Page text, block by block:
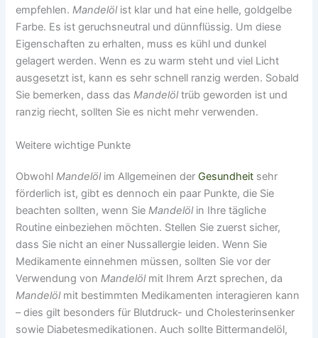
empfehlen.Mandelölist klar und hat eine helle, goldgelbe
Farbe. Es ist geruchsneutral und dünnflüssig. Um diese
Eigenschaften zu erhalten, muss es kühl und dunkel
gelagert werden. Wenn es zu warm steht und viel Licht
ausgesetzt ist, kann es sehr schnell ranzig werden. Sobald
Sie bemerken, dass dasMandelöltrüb geworden ist und
ranzig riecht, sollten Sie es nicht mehr verwenden.
Weitere wichtige Punkte
ObwohlMandelölim Allgemeinen der Gesundheit sehr
förderlich ist, gibt es dennoch ein paar Punkte, die Sie
beachten sollten, wenn SieMandelölin Ihre tägliche
Routine einbeziehen möchten. Stellen Sie zuerst sicher,
dass Sie nicht an einer Nussallergie leiden. Wenn Sie
Medikamente einnehmen müssen, sollten Sie vor der
Verwendung vonMandelölmit Ihrem Arzt sprechen, da
Mandelölmit bestimmten Medikamenten interagieren kann
– dies gilt besonders für Blutdruck- und Cholesterinsenker
sowie Diabetesmedikationen. Auch sollte Bittermandelöl,